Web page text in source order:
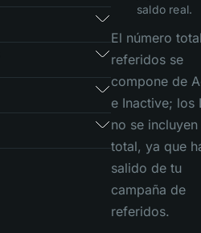
saldo real.
El número
referidos se
compone de
e Inactive; los
no se
total, ya que
salido de tu
campaña de
referidos.